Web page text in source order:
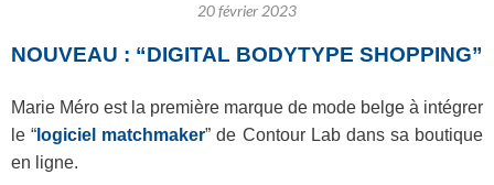
20 février 2023
NOUVEAU : “DIGITAL BODYTYPE SHOPPING”
Marie Méro est la première marque de mode belge à intégrer
le “ logiciel matchmaker” de Contour Lab dans sa boutique
en ligne.